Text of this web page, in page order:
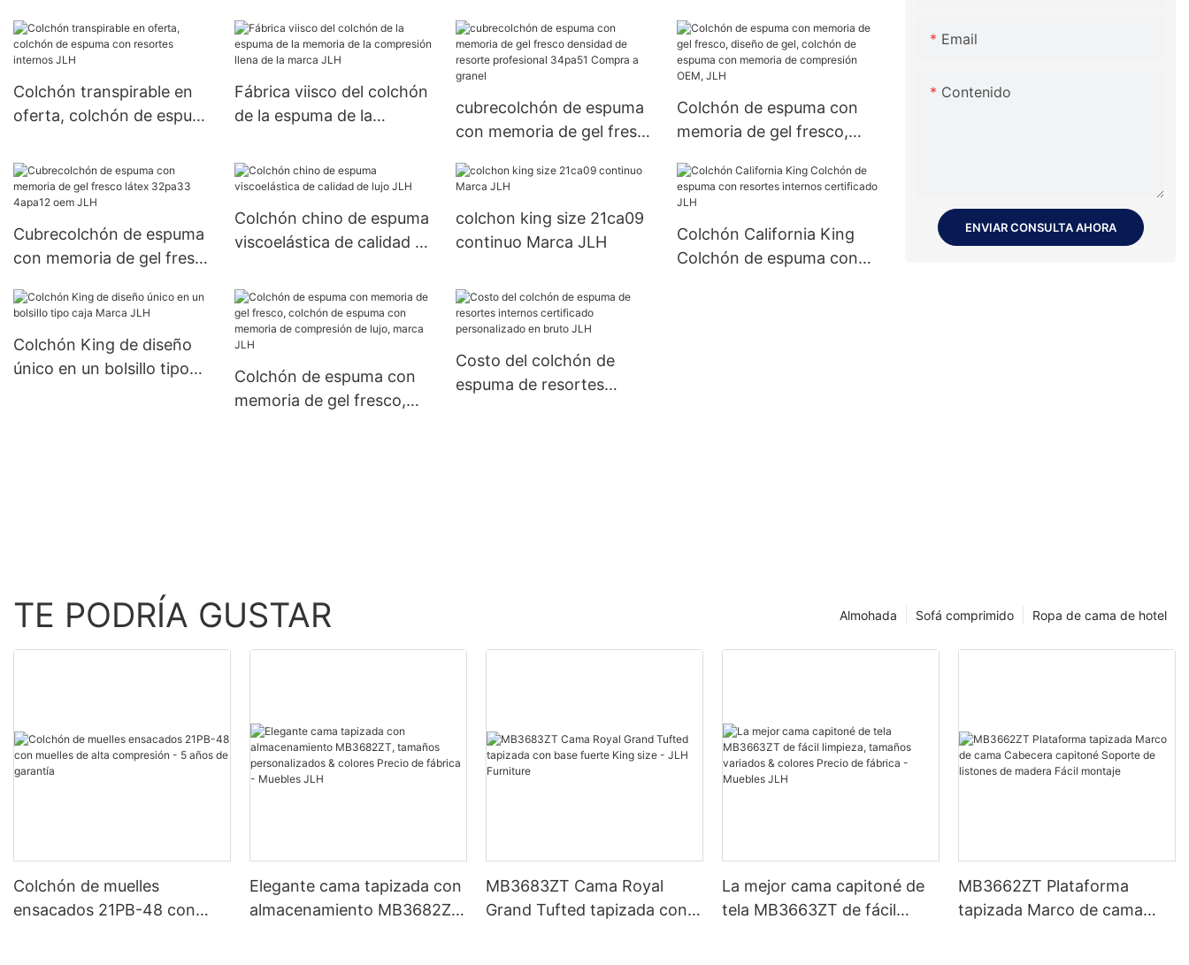
marca viisco euro JLH
marca JLH
Colchón transpirable en
oferta, colchón de espuma
Fábrica viisco del colchón
de la espuma de la
llena de la marca JLH
cubrecolchón de espuma
con memoria de gel fresco
profesional 34pa51
Colchón de espuma con
memoria de gel fresco,
espuma con memoria de
compresión OEM, JLH
Cubrecolchón de espuma
con memoria de gel fresco
JLH
Colchón chino de espuma
viscoelástica de calidad de
colchon king size 21ca09
continuo Marca JLH
Colchón California King
Colchón de espuma con
Colchón King de diseño
único en un bolsillo tipo
Colchón de espuma con
memoria de gel fresco,
Costo del colchón de
espuma de resortes
Email
Contenido
ENVIAR CONSULTA AHORA
TE PODRÍA GUSTAR Ropa de cama de hotel
Sofá comprimido
Almohada
Colchón de muelles
ensacados 21PB-48 con
Elegante cama tapizada con
almacenamiento MB3682ZT,
MB3683ZT Cama Royal
Grand Tufted tapizada con
La mejor cama capitoné de
tela MB3663ZT de fácil
MB3662ZT Plataforma
tapizada Marco de cama